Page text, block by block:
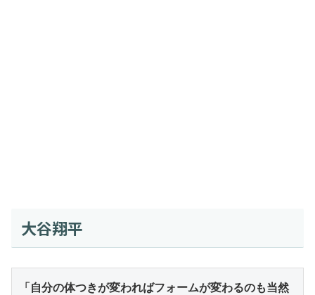
大谷翔平
「自分の体つきが変わればフォームが変わるのも当然